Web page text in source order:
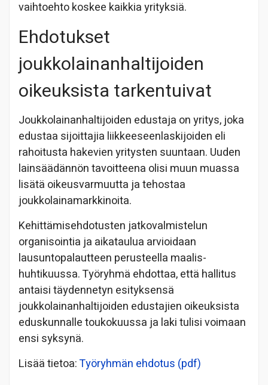
vaihtoehto koskee kaikkia yrityksiä.
Ehdotukset
joukkolainanhaltijoiden
oikeuksista tarkentuivat
Joukkolainanhaltijoiden edustaja on yritys, joka
edustaa sijoittajia liikkeeseenlaskijoiden eli
rahoitusta hakevien yritysten suuntaan. Uuden
lainsäädännön tavoitteena olisi muun muassa
lisätä oikeusvarmuutta ja tehostaa
joukkolainamarkkinoita.
Kehittämisehdotusten jatkovalmistelun
organisointia ja aikataulua arvioidaan
lausuntopalautteen perusteella maalis-
huhtikuussa. Työryhmä ehdottaa, että hallitus
antaisi täydennetyn esityksensä
joukkolainanhaltijoiden edustajien oikeuksista
eduskunnalle toukokuussa ja laki tulisi voimaan
ensi syksynä.
Lisää tietoa:Työryhmän ehdotus (pdf)